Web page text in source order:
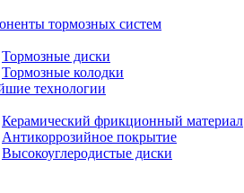
тормозных систем
Тормозные диски
Тормозные колодки
технологии
Керамический фрикционный материал
Антикоррозийное покрытие
Высокоуглеродистые диски